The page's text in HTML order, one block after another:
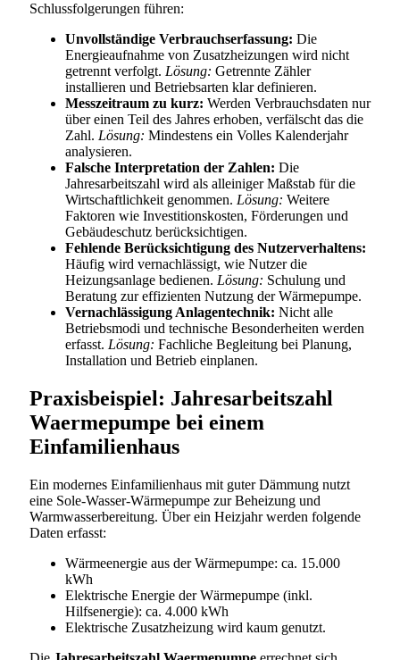
Schlussfolgerungen führen:
Unvollständige Verbrauchserfassung: Die
Energieaufnahme von Zusatzheizungen wird nicht
getrennt verfolgt. Lösung: Getrennte Zähler
installieren und Betriebsarten klar definieren.
Messzeitraum zu kurz: Werden Verbrauchsdaten nur
über einen Teil des Jahres erhoben, verfälscht das die
Zahl. Lösung: Mindestens ein Volles Kalenderjahr
analysieren.
Falsche Interpretation der Zahlen: Die
Jahresarbeitszahl wird als alleiniger Maßstab für die
Wirtschaftlichkeit genommen. Lösung: Weitere
Faktoren wie Investitionskosten, Förderungen und
Gebäudeschutz berücksichtigen.
Fehlende Berücksichtigung des Nutzerverhaltens:
Häufig wird vernachlässigt, wie Nutzer die
Heizungsanlage bedienen. Lösung: Schulung und
Beratung zur effizienten Nutzung der Wärmepumpe.
Vernachlässigung Anlagentechnik: Nicht alle
Betriebsmodi und technische Besonderheiten werden
erfasst. Lösung: Fachliche Begleitung bei Planung,
Installation und Betrieb einplanen.
Praxisbeispiel: Jahresarbeitszahl
Waermepumpe bei einem
Einfamilienhaus
Ein modernes Einfamilienhaus mit guter Dämmung nutzt
eine Sole-Wasser-Wärmepumpe zur Beheizung und
Warmwasserbereitung. Über ein Heizjahr werden folgende
Daten erfasst:
Wärmeenergie aus der Wärmepumpe: ca. 15.000
kWh
Elektrische Energie der Wärmepumpe (inkl.
Hilfsenergie): ca. 4.000 kWh
Elektrische Zusatzheizung wird kaum genutzt.